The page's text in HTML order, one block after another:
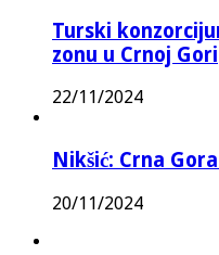
Turski
zonu u Crnoj Gori
22/11/2024
Nikšić: Crna
20/11/2024